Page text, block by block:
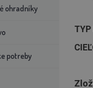
ohradníky
potreby
TYP